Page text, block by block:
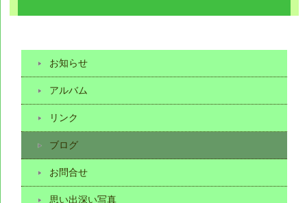
お知らせ
アルバム
リンク
ブログ
お問合せ
思い出深い写真